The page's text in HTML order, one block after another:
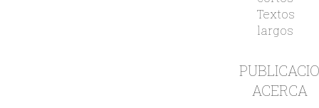
Textos
largos
ACERCA